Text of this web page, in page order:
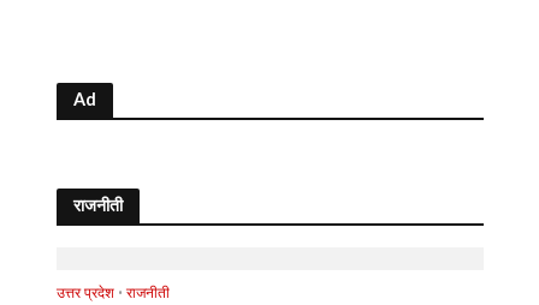
Ad
राजनीती
उत्तर प्रदेश • राजनीती